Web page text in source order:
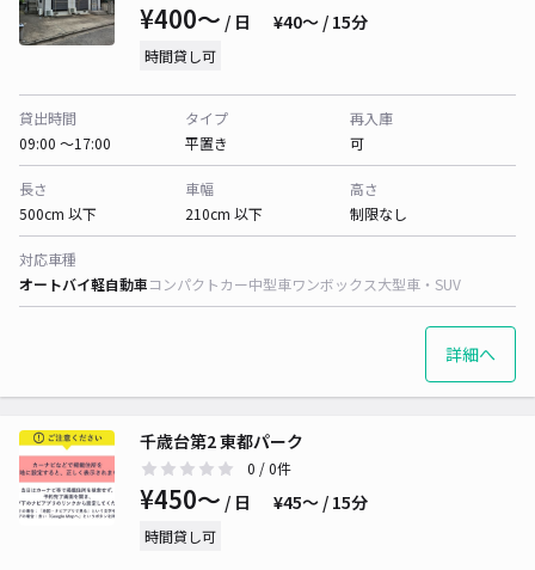
¥400〜 / 日 ¥40〜 / 15分
時間貸し可
貸出時間
09:00 〜17:00
タイプ
平置き
再入庫
可
長さ
500cm 以下
車幅
210cm 以下
高さ
制限なし
対応車種
オートバイ軽自動車コンパクトカー中型車ワンボックス大型車・SUV
詳細へ
千歳台第2 東都パーク
0 / 0件
¥450〜 / 日 ¥45〜 / 15分
時間貸し可